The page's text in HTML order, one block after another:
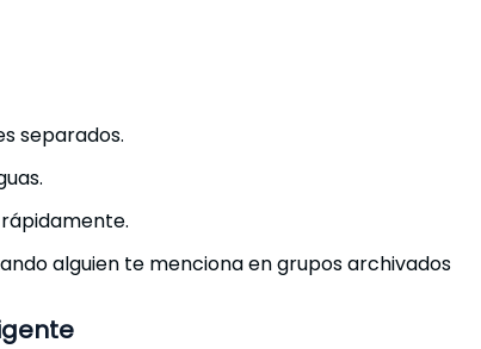
separados.
alguien te menciona en grupos archivados